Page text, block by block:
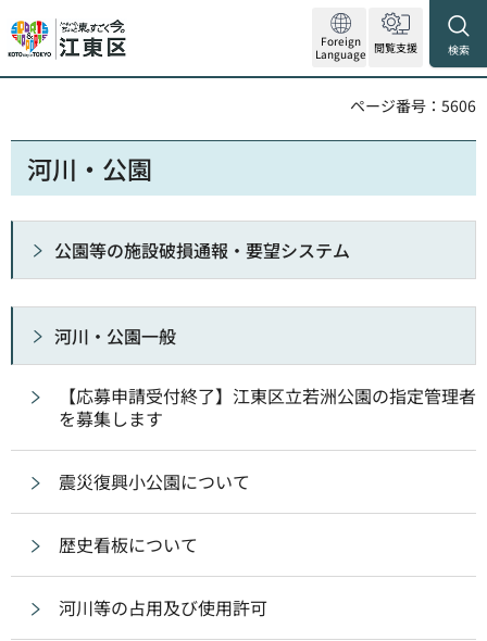
Foreign
Language 閲覧支援 検索
ページ番号：5606
河川・公園
公園等の施設破損通報・要望システム
河川・公園一般
【応募申請受付終了】江東区立若洲公園の指定管理者
を募集します
震災復興小公園について
歴史看板について
河川等の占用及び使用許可